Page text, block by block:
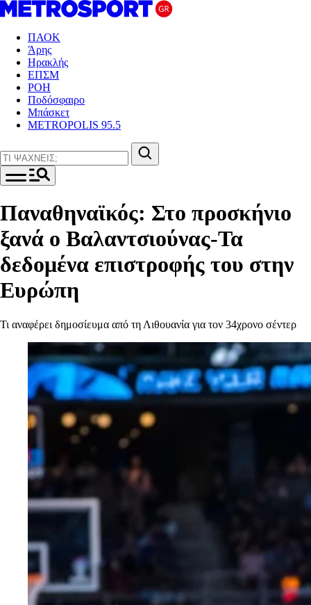
ΠΑΟΚ
Άρης
Ηρακλής
ΕΠΣΜ
ΡΟΗ
Ποδόσφαιρο
Μπάσκετ
METROPOLIS 95.5
Παναθηναϊκός: Στο προσκήνιο
ξανά ο Βαλαντσιούνας-Τα
δεδομένα επιστροφής του στην
Ευρώπη
Τι αναφέρει δημοσίευμα από τη Λιθουανία για τον 34χρονο σέντερ